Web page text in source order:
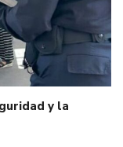
y la